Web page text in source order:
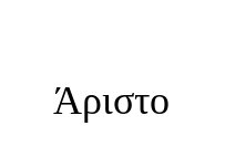
Άριστο